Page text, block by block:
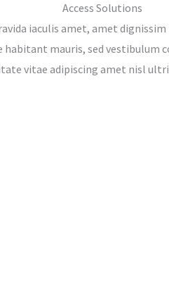
Access Solutions
iaculis amet, amet
habitant mauris, sed vestibulum
vitae adipiscing amet nisl